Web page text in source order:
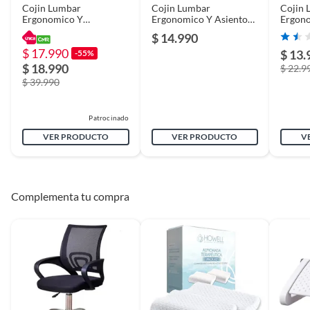
Firmeza de la
almohada
Firme
Tipo Cojín ortopédico
3 meses
Cojin Lumbar
Ergonomico Y
Asientopara Sillas Color
Grisclaro
$ 17.990 -55%
$ 18.990
$ 39.990
Patrocinado
VER PRODUCTO
Cojin Lumbar
Ergonomico Y Asiento
$ 14.990
VER PRODUCTO
Cojin
Para
$
$
Complementa tu compra